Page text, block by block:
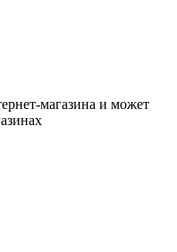
магазина и может